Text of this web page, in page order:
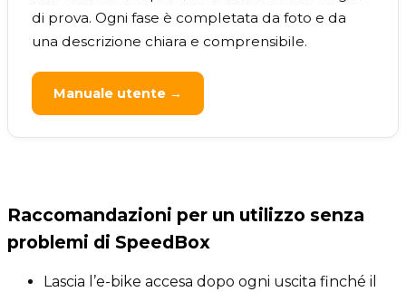
di prova. Ogni fase è completata da foto e da
una descrizione chiara e comprensibile.
Manuale utente →
Raccomandazioni per un utilizzo senza
problemi di SpeedBox
Lascia l’e-bike accesa dopo ogni uscita finché il